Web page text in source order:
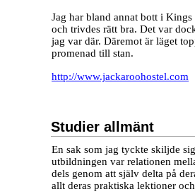
Jag har bland annat bott i
och trivdes rätt bra. Det var
jag var där. Däremot är läget
promenad till stan.
http://www.jackaroohostel.com
Studier allmänt
En sak som jag tyckte skiljde
utbildningen var relationen
dels genom att själv delta på
allt deras praktiska lektioner